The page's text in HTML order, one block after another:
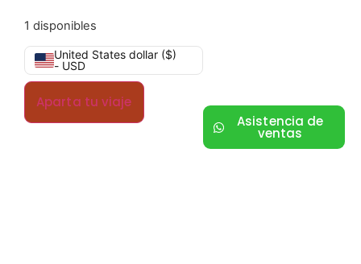
1 disponibles
United States dollar ($)
- USD
Aparta tu viaje
Asistencia de
ventas